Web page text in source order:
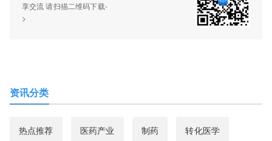
享交流 请扫描二维码下载-
>
资讯分类
热点推荐 医药产业 制药 转化医学